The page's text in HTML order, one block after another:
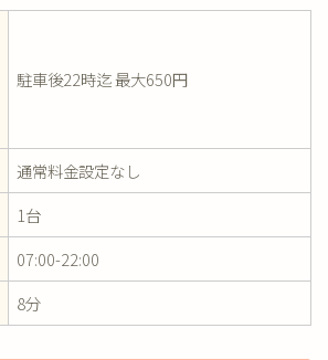
駐車後22時迄 最大650円
通常料金設定なし
1台
07:00-22:00
8分